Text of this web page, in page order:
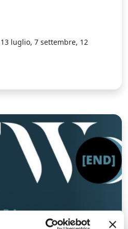
luglio, 7 settembre, 12